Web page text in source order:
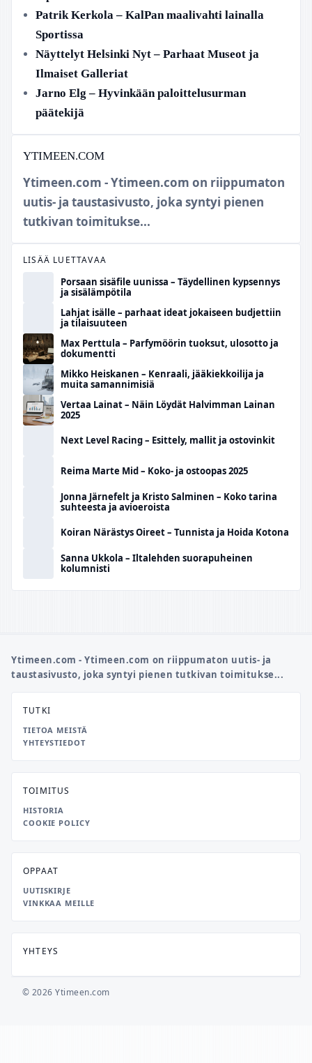
Patrik Kerkola – KalPan maalivahti lainalla
Sportissa
Näyttelyt Helsinki Nyt – Parhaat Museot ja
Ilmaiset Galleriat
Jarno Elg – Hyvinkään paloittelusurman
päätekijä
YTIMEEN.COM
Ytimeen.com - Ytimeen.com on riippumaton
uutis- ja taustasivusto, joka syntyi pienen
tutkivan toimitukse...
LISÄÄ LUETTAVAA
Porsaan sisäfile uunissa – Täydellinen kypsennys
ja sisälämpötila
Lahjat isälle – parhaat ideat jokaiseen budjettiin
ja tilaisuuteen
Max Perttula – Parfymöörin tuoksut, ulosotto ja
dokumentti
Mikko Heiskanen – Kenraali, jääkiekkoilija ja
muita samannimisiä
Vertaa Lainat – Näin Löydät Halvimman Lainan
2025
Next Level Racing – Esittely, mallit ja ostovinkit
Reima Marte Mid – Koko- ja ostoopas 2025
Jonna Järnefelt ja Kristo Salminen – Koko tarina
suhteesta ja avioeroista
Koiran Närästys Oireet – Tunnista ja Hoida Kotona
Sanna Ukkola – Iltalehden suorapuheinen
kolumnisti
Ytimeen.com - Ytimeen.com on riippumaton uutis- ja
taustasivusto, joka syntyi pienen tutkivan toimitukse...
TUTKI
TIETOA MEISTÄ
YHTEYSTIEDOT
TOIMITUS
HISTORIA
COOKIE POLICY
OPPAAT
UUTISKIRJE
VINKKAA MEILLE
YHTEYS
© 2026 Ytimeen.com